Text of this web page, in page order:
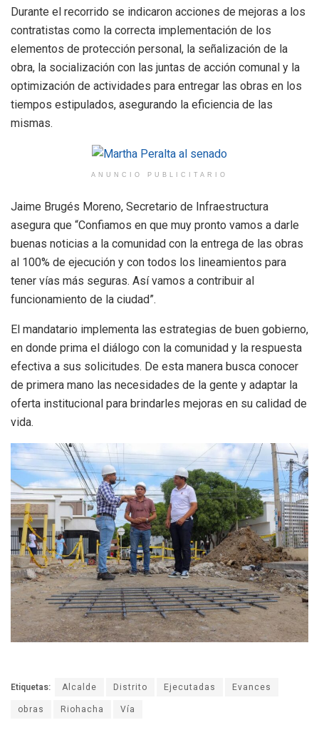
Durante el recorrido se indicaron acciones de mejoras a los
contratistas como la correcta implementación de los
elementos de protección personal, la señalización de la
obra, la socialización con las juntas de acción comunal y la
optimización de actividades para entregar las obras en los
tiempos estipulados, asegurando la eficiencia de las
mismas.
ANUNCIO PUBLICITARIO
Jaime Brugés Moreno, Secretario de Infraestructura
asegura que “Confiamos en que muy pronto vamos a darle
buenas noticias a la comunidad con la entrega de las obras
al 100% de ejecución y con todos los lineamientos para
tener vías más seguras. Así vamos a contribuir al
funcionamiento de la ciudad”.
El mandatario implementa las estrategias de buen gobierno,
en donde prima el diálogo con la comunidad y la respuesta
efectiva a sus solicitudes. De esta manera busca conocer
de primera mano las necesidades de la gente y adaptar la
oferta institucional para brindarles mejoras en su calidad de
vida.
Etiquetas: Alcalde Distrito Ejecutadas
Evances
obras
Riohacha Vía